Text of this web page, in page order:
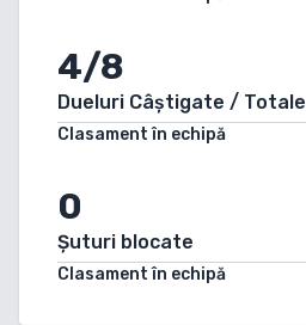
4/8
Dueluri Câștigate / Totale
Clasament în echipă
0
Șuturi blocate
Clasament în echipă